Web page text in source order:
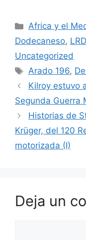
Categorías
Africa y el
Dodecaneso,
Uncategorized
Etiquetas
Arado 196,
Kilroy estuvo
Segunda Guerra
Historias de
Krüger, del 120
motorizada (I)
Deja un